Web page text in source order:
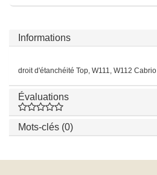
Informations
droit d'étanchéité Top, W111, W112 Cabrio
Évaluations
Mots-clés (0)